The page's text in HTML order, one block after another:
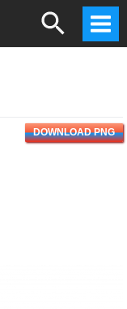
Search
DOWNLOAD PNG